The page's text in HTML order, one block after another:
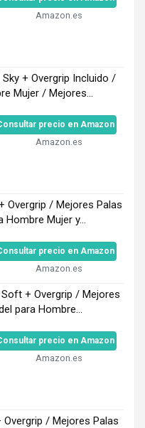
Amazon.es
Sky + Overgrip Incluido /
Mujer / Mejores...
precio en Amazon
Amazon.es
Overgrip / Mejores Palas
Hombre Mujer y...
precio en Amazon
Amazon.es
Soft + Overgrip / Mejores
para Hombre...
precio en Amazon
Amazon.es
Overgrip / Mejores Palas